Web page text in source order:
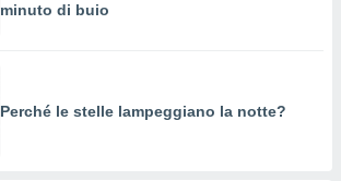
minuto di buio
Perché le stelle lampeggiano la notte?